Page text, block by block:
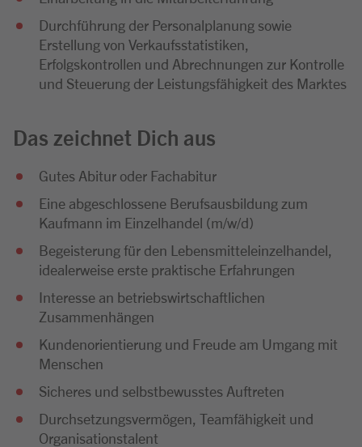
Durchführung der Personalplanung sowie
Erstellung von Verkaufsstatistiken,
Erfolgskontrollen und Abrechnungen zur Kontrolle
und Steuerung der Leistungsfähigkeit des Marktes
Das zeichnet Dich aus
Gutes Abitur oder Fachabitur
Eine abgeschlossene Berufsausbildung zum
Kaufmann im Einzelhandel (m/w/d)
Begeisterung für den Lebensmitteleinzelhandel,
idealerweise erste praktische Erfahrungen
Interesse an betriebswirtschaftlichen
Zusammenhängen
Kundenorientierung und Freude am Umgang mit
Menschen
Sicheres und selbstbewusstes Auftreten
Durchsetzungsvermögen, Teamfähigkeit und
Organisationstalent